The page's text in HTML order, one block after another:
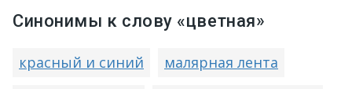
Синонимы к слову «цветная»
красный и синий
малярная лента